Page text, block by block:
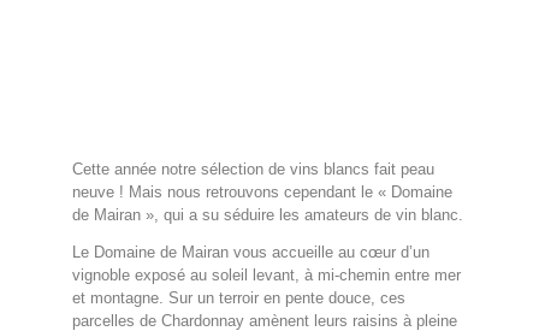
Cette année notre sélection de vins blancs fait peau
neuve ! Mais nous retrouvons cependant le « Domaine
de Mairan », qui a su séduire les amateurs de vin blanc.
Le Domaine de Mairan vous accueille au cœur d’un
vignoble exposé au soleil levant, à mi-chemin entre mer
et montagne. Sur un terroir en pente douce, ces
parcelles de Chardonnay amènent leurs raisins à pleine